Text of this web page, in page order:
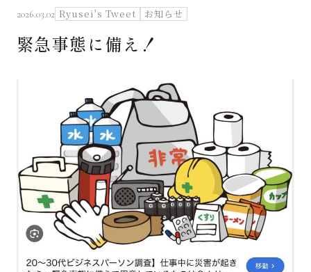
さえぐさ日誌
映像庫
Godo AIAとは
お知らせ
特定商取引法に基づく表記
2026.03.02 Ryusei's Tweet お知らせ
緊急事態に備え！